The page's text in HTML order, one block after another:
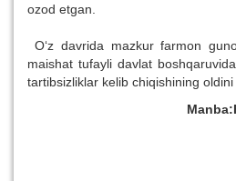
ozod etgan.
O‘z davrida mazkur farmon
maishat tufayli davlat
tartibsizliklar kelib chiqishining